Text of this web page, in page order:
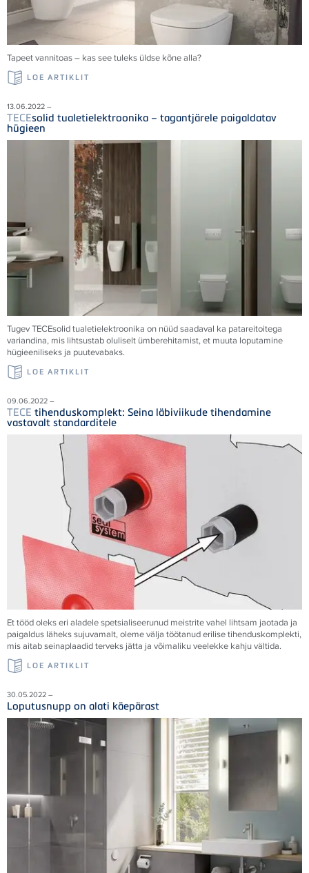
Tapeet vannitoas – kas see tuleks üldse kõne alla?
LOE ARTIKLIT
13.06.2022 –
TECEsolid tualetielektroonika – tagantjärele paigaldatav
hügieen
TugevTECEsolid tualetielektroonika on nüüd saadaval ka patareitoitega
variandina, mis lihtsustab oluliselt ümberehitamist, et muuta loputamine
hügieeniliseks ja puutevabaks.
LOE ARTIKLIT
09.06.2022 –
TECE tihenduskomplekt: Seina läbiviikude tihendamine
vastavalt standarditele
Et tööd oleks eri aladele spetsialiseerunud meistrite vahel lihtsam jaotada ja
paigaldus läheks sujuvamalt, oleme välja töötanud erilise tihenduskomplekti,
mis aitab seinaplaadid terveks jätta ja võimaliku veelekke kahju vältida.
LOE ARTIKLIT
30.05.2022 –
Loputusnupp on alati käepärast